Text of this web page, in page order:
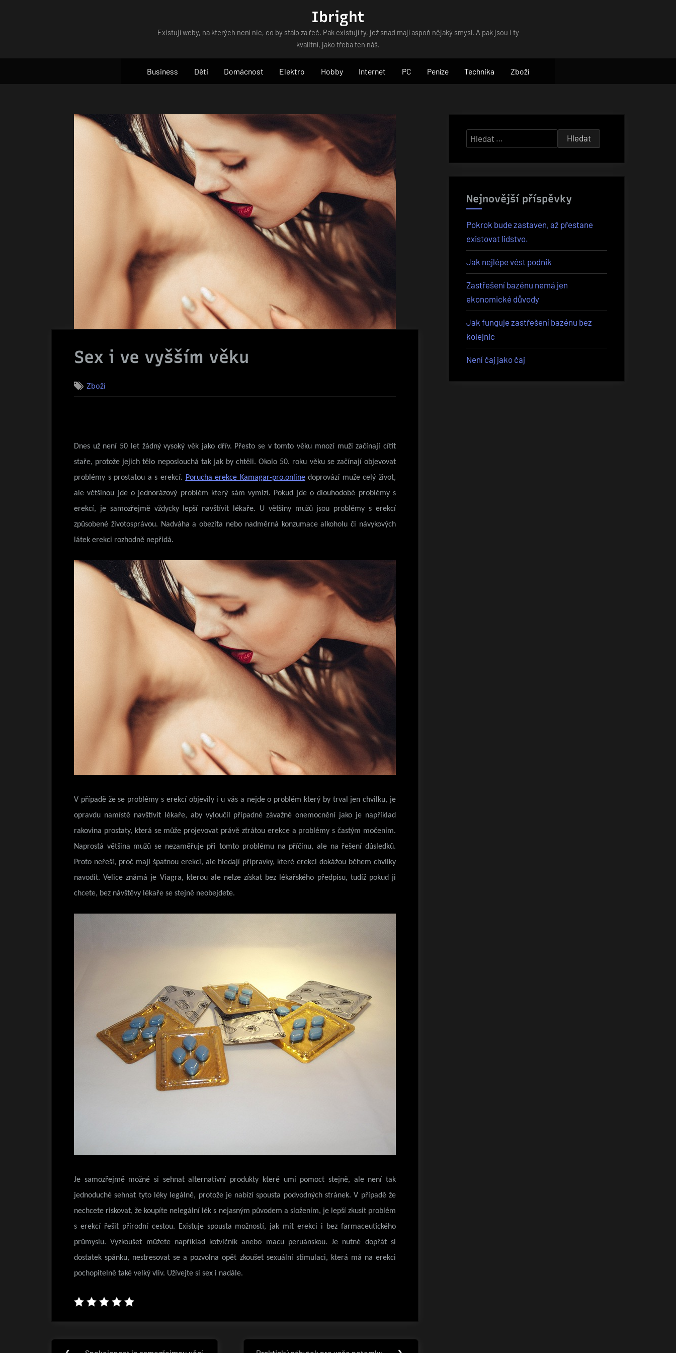
Ibright
Existují weby, na kterých není nic, co by stálo za řeč. Pak existují ty, jež snad mají aspoň nějaký smysl. A pak jsou i ty
kvalitní, jako třeba ten náš.
Business Děti Domácnost Elektro Hobby Internet PC Peníze Technika Zboží
Sex i ve vyšším věku
Zboží
Dnes už není 50 let žádný vysoký věk jako dřív. Přesto se v tomto věku mnozí muži začínají cítit
staře, protože jejich tělo neposlouchá tak jak by chtěli. Okolo 50. roku věku se začínají objevovat
problémy s prostatou a s erekcí. Porucha erekce Kamagar-pro.onlinedoprovází muže celý život,
ale většinou jde o jednorázový problém který sám vymizí. Pokud jde o dlouhodobé problémy s
erekcí, je samozřejmě vždycky lepší navštívit lékaře. U většiny mužů jsou problémy s erekcí
způsobené životosprávou. Nadváha a obezita nebo nadměrná konzumace alkoholu či návykových
látek erekci rozhodně nepřidá.
V případě že se problémy s erekcí objevily i u vás a nejde o problém který by trval jen chvilku, je
opravdu namístě navštívit lékaře, aby vyloučil případné závažné onemocnění jako je například
rakovina prostaty, která se může projevovat právě ztrátou erekce a problémy s častým močením.
Naprostá většina mužů se nezaměřuje při tomto problému na příčinu, ale na řešení důsledků.
Proto neřeší, proč mají špatnou erekci, ale hledají přípravky, které erekci dokážou během chvilky
navodit. Velice známá je Viagra, kterou ale nelze získat bez lékařského předpisu, tudíž pokud ji
chcete, bez návštěvy lékaře se stejně neobejdete.
Je samozřejmě možné si sehnat alternativní produkty které umí pomoct stejně, ale není tak
jednoduché sehnat tyto léky legálně, protože je nabízí spousta podvodných stránek. V případě že
nechcete riskovat, že koupíte nelegální lék s nejasným původem a složením, je lepší zkusit problém
s erekcí řešit přírodní cestou. Existuje spousta možností, jak mít erekci i bez farmaceutického
průmyslu. Vyzkoušet můžete například kotvičník anebo macu peruánskou. Je nutné dopřát si
dostatek spánku, nestresovat se a pozvolna opět zkoušet sexuální stimulaci, která má na erekci
pochopitelně také velký vliv. Užívejte si sex i nadále.
Navigace
Vyhledávání
Nejnovější příspěvky
Pokrok bude zastaven, až přestane
existovat lidstvo.
Jak nejlépe vést podnik
Zastřešení bazénu nemá jen
ekonomické důvody
Jak funguje zastřešení bazénu bez
kolejnic
Není čaj jako čaj